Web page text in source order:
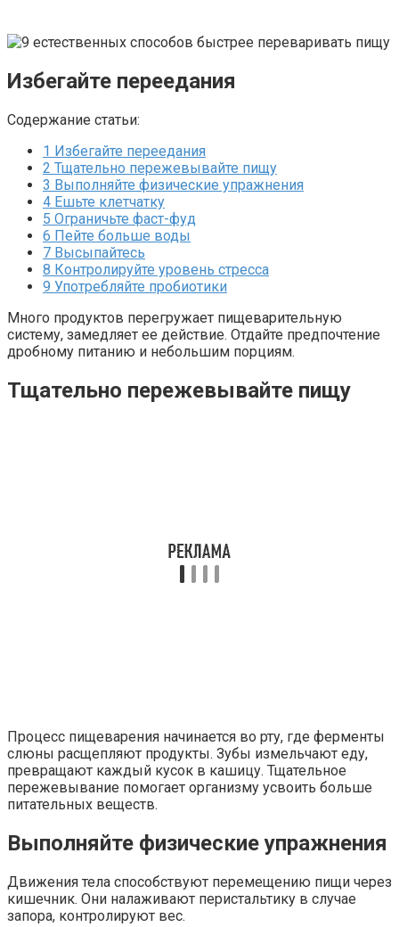
Избегайте переедания
Содержание статьи:
1 Избегайте переедания
2 Тщательно пережевывайте пищу
3 Выполняйте физические упражнения
4 Ешьте клетчатку
5 Ограничьте фаст-фуд
6 Пейте больше воды
7 Высыпайтесь
8 Контролируйте уровень стресса
9 Употребляйте пробиотики
Много продуктов перегружает пищеварительную
систему, замедляет ее действие. Отдайте предпочтение
дробному питанию и небольшим порциям.
Тщательно пережевывайте пищу
Процесс пищеварения начинается во рту, где ферменты
слюны расщепляют продукты. Зубы измельчают еду,
превращают каждый кусок в кашицу. Тщательное
пережевывание помогает организму усвоить больше
питательных веществ.
Выполняйте физические упражнения
Движения тела способствуют перемещению пищи через
кишечник. Они налаживают перистальтику в случае
запора, контролируют вес.